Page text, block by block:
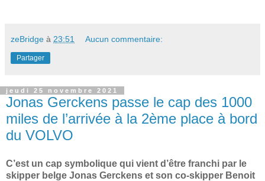
zeBridge à 23:51 Aucun commentaire:
Partager
jeudi 25 novembre 2021
Jonas Gerckens passe le cap des 1000
miles de l’arrivée à la 2ème place à bord
du VOLVO
C’est un cap symbolique qui vient d’être franchi par le
skipper belge Jonas Gerckens et son co-skipper Benoit